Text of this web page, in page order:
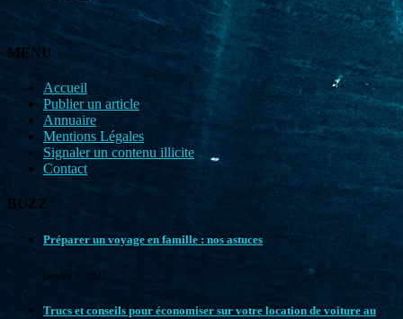
MENU
Accueil
Publier un article
Annuaire
Mentions Légales
Signaler un contenu illicite
Contact
BUZZ
Préparer un voyage en famille : nos astuces
janvier 1, 2022
Trucs et conseils pour économiser sur votre location de voiture au